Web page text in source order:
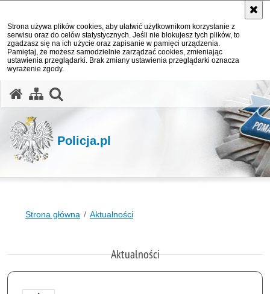
Strona używa plików cookies, aby ułatwić użytkownikom korzystanie z
serwisu oraz do celów statystycznych. Jeśli nie blokujesz tych plików, to
zgadzasz się na ich użycie oraz zapisanie w pamięci urządzenia.
Pamiętaj, że możesz samodzielnie zarządzać cookies, zmieniając
ustawienia przeglądarki. Brak zmiany ustawienia przeglądarki oznacza
wyrażenie zgody.
Policja.pl
Strona główna Aktualności
Aktualności